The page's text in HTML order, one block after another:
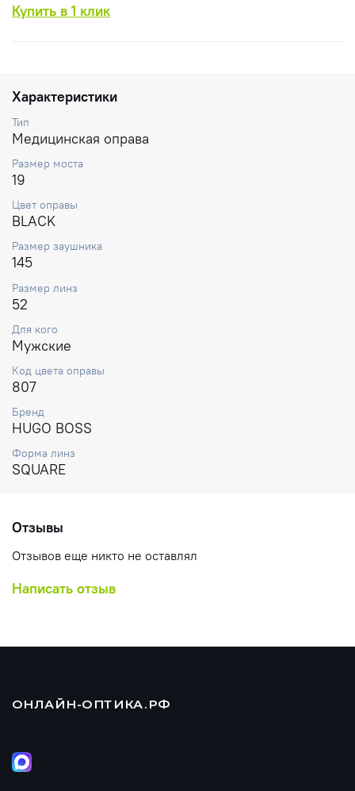
Купить в 1 клик
Характеристики
Тип
Медицинская оправа
Размер моста
19
Цвет оправы
BLACK
Размер заушника
145
Размер линз
52
Для кого
Мужские
Код цвета оправы
807
Бренд
HUGO BOSS
Форма линз
SQUARE
Отзывы
Отзывов еще никто не оставлял
Написать отзыв
ОНЛАЙН-ОПТИКА.РФ